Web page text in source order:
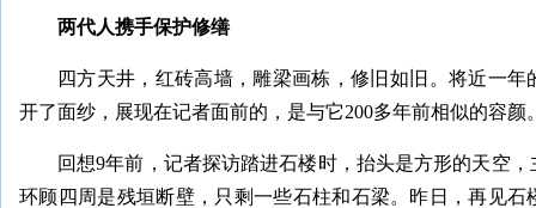
两代人携手保护修缮
四方天井，红砖高墙，雕梁画栋，修旧如旧。将近一
开了面纱，展现在记者面前的，是与它200多年前相似的容颜
回想9年前，记者探访踏进石楼时，抬头是方形的天空
环顾四周是残垣断壁，只剩一些石柱和石梁。昨日，再见石